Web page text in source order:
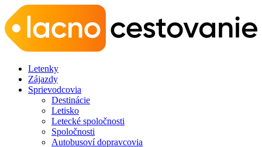
Letenky
Zájazdy
Sprievodcovia
Destinácie
Letisko
Letecké spoločnosti
Spoločnosti
Autobusoví dopravcovia